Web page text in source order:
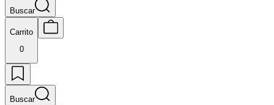
Buscar
Carrito
0
Buscar